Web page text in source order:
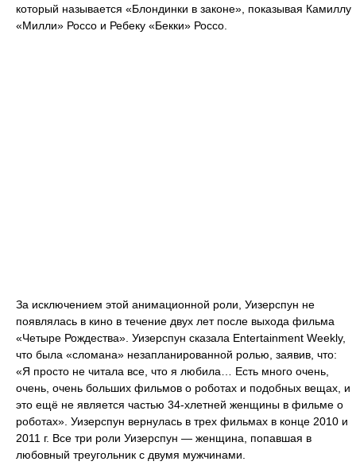
который называется «Блондинки в законе», показывая Камиллу
«Милли» Россо и Ребеку «Бекки» Россо.
За исключением этой анимационной роли, Уизерспун не
появлялась в кино в течение двух лет после выхода фильма
«Четыре Рождества». Уизерспун сказала Entertainment Weekly,
что была «сломана» незапланированной ролью, заявив, что:
«Я просто не читала все, что я любила… Есть много очень,
очень, очень больших фильмов о роботах и подобных вещах, и
это ещё не является частью 34-хлетней женщины в фильме о
роботах». Уизерспун вернулась в трех фильмах в конце 2010 и
2011 г. Все три роли Уизерспун — женщина, попавшая в
любовный треугольник с двумя мужчинами.